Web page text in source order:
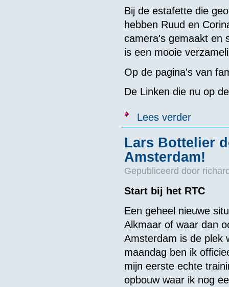
Bij de estafette die
hebben Ruud en
camera's gemaakt en
is een mooie
Op de pagina's van
De Linken die nu op
Lees verderover Foto's
Lars Bottelier
Amsterdam!
Gepubliceerd door
Start bij het RTC
Een geheel nieuwe
Alkmaar of waar dan
Amsterdam is de plek
maandag ben ik
mijn eerste echte
opbouw waar ik nog